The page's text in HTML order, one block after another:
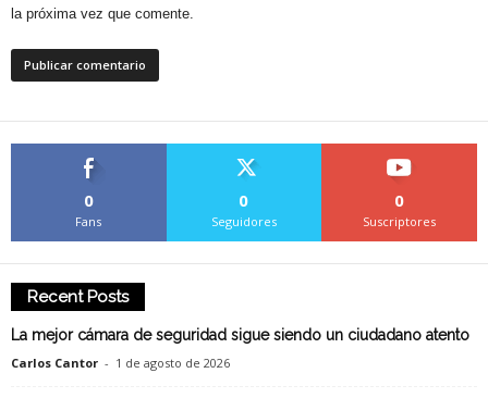
la próxima vez que comente.
0
Fans
0
Seguidores
0
Suscriptores
Recent Posts
La mejor cámara de seguridad sigue siendo un ciudadano atento
Carlos Cantor - 1 de agosto de 2026